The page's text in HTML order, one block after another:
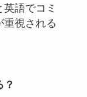
語でコミ
重視される